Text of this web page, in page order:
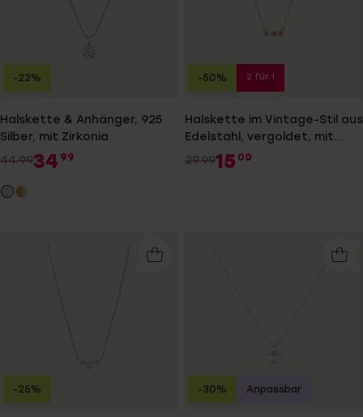
Halskette & Anhänger, 925
Silber, mit Zirkonia
44.9934 99
-22%
Halskette im Vintage-Stil aus
Edelstahl, vergoldet, mit
Opal
29.9915 00
-50% 2 für 1
-25% -30% Anpassbar